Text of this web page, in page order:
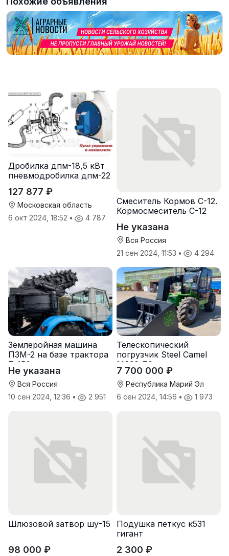
Дробилка дпм-18,5 кВт
пневмодробилка дпм-22
127 877 ₽
Московская область
6 окт 2024, 18:52 • 4 787
Смеситель Кормов С-12.
Кормосмеситель С-12
Не указана
Вся Россия
21 сен 2024, 11:53 • 4 294
Землеройная машина
ПЗМ-2 на базе трактора
Т-150 с хранения
Не указана
Вся Россия
10 сен 2024, 12:36 • 2 951
Телескопический
погрузчик Steel Camel
M630-70
7 700 000 ₽
Республика Марий Эл
6 сен 2024, 14:56 • 1 973
Шлюзовой затвор шу-15
98 000 ₽
Подушка петкус к531
гигант
2 300 ₽